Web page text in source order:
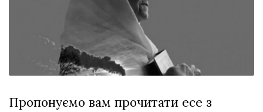
Всі розділи
Лайф
Пропонуємо вам прочитати есе з